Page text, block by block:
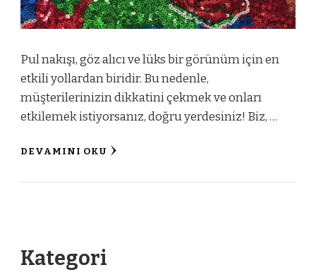
Pul nakışı, göz alıcı ve lüks bir görünüm için en
etkili yollardan biridir. Bu nedenle,
müşterilerinizin dikkatini çekmek ve onları
etkilemek istiyorsanız, doğru yerdesiniz! Biz, …
DEVAMINI OKU
Kategori